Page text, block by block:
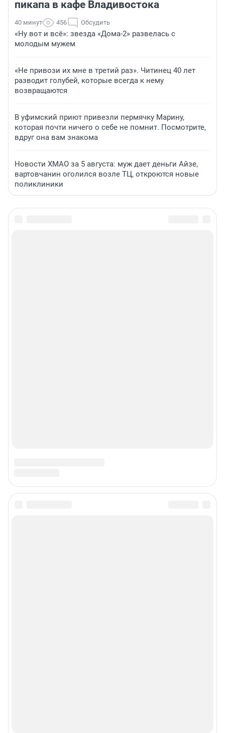
пикапа в кафе Владивостока
40 минут 456 Обсудить
«Ну вот и всё»: звезда «Дома-2» развелась с
молодым мужем
«Не привози их мне в третий раз». Читинец 40 лет
разводит голубей, которые всегда к нему
возвращаются
В уфимский приют привезли пермячку Марину,
которая почти ничего о себе не помнит. Посмотрите,
вдруг она вам знакома
Новости ХМАО за 5 августа: муж дает деньги Айзе,
вартовчанин оголился возле ТЦ, откроются новые
поликлиники